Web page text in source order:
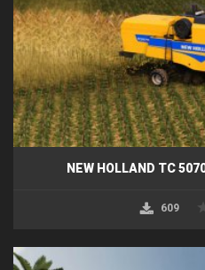
NEW HOLLAND TC
609